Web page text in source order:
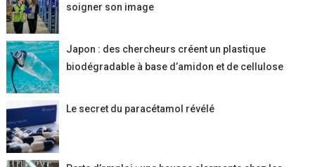
soigner son image
Japon : des chercheurs créent un plastique
biodégradable à base d’amidon et de cellulose
Le secret du paracétamol révélé